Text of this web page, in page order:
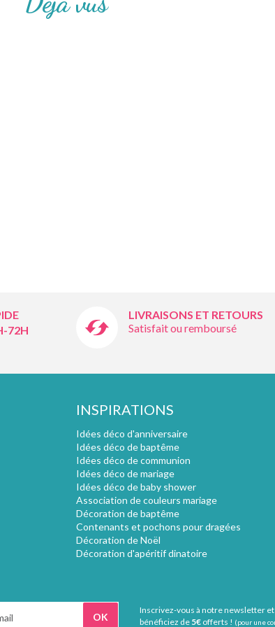
72H
LIVRAISONS ET RETOURS
Satisfait ou remboursé
INSPIRATIONS
Idées déco d'anniversaire
Idées déco de baptême
Idées déco de communion
Idées déco de mariage
Idées déco de baby shower
Association de couleurs mariage
Décoration de baptême
Contenants et pochons pour dragées
Décoration de Noël
Décoration d'apéritif dinatoire
Inscrivez-vous à notre newsletter et
bénéficiez de 5€ offerts ! (pour une